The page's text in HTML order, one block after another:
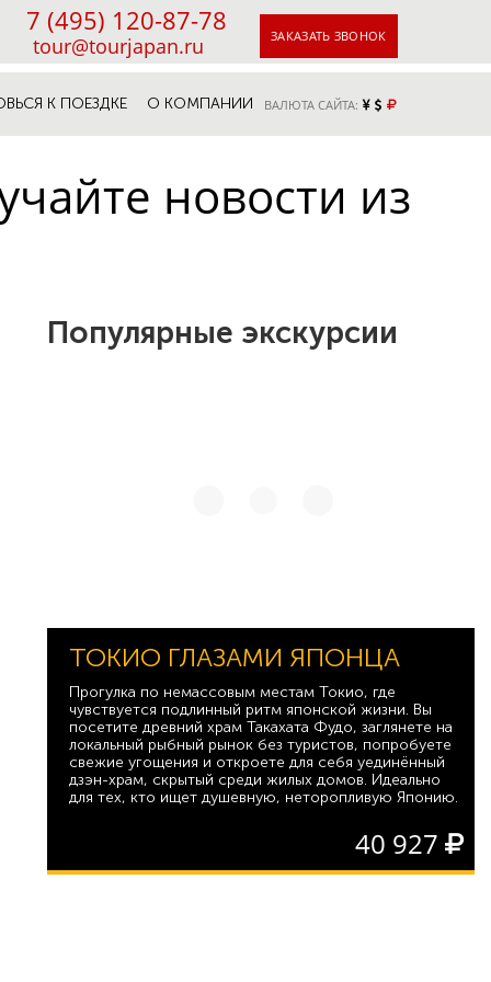
7 (495) 120-87-78
tour@tourjapan.ru ЗАКАЗАТЬ ЗВОНОК
К ПОЕЗДКЕ О КОМПАНИИ ВАЛЮТА САЙТА:
новости из
Популярные экскурсии
ТОКИО ГЛАЗАМИ ЯПОНЦА
Прогулка по немассовым местам Токио, где
чувствуется подлинный ритм японской жизни. Вы
посетите древний храм Такахата Фудо, заглянете на
локальный рыбный рынок без туристов, попробуете
свежие угощения и откроете для себя уединённый
дзэн-храм, скрытый среди жилых домов. Идеально
для тех, кто ищет душевную, неторопливую Японию.
40 927